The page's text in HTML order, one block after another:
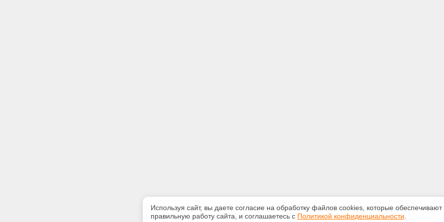
Используя сайт, вы даете согласие на обработку файлов сооkiеs, которые обеспечивают
правильную работу сайта, и соглашаетесь с Политикой конфиденциальности